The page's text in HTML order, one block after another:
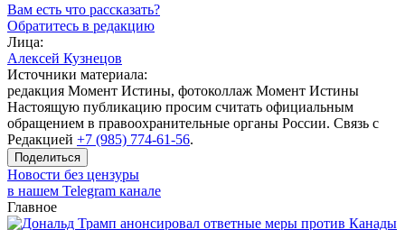
Вам есть что рассказать?
Обратитесь в редакцию
Лица:
Алексей Кузнецов
Источники материала:
редакция Момент Истины, фотоколлаж Момент Истины
Настоящую публикацию просим считать официальным
обращением в правоохранительные органы России. Связь с
Редакцией +7 (985) 774-61-56.
Поделиться
Новости без цензуры
в нашем Telegram канале
Главное